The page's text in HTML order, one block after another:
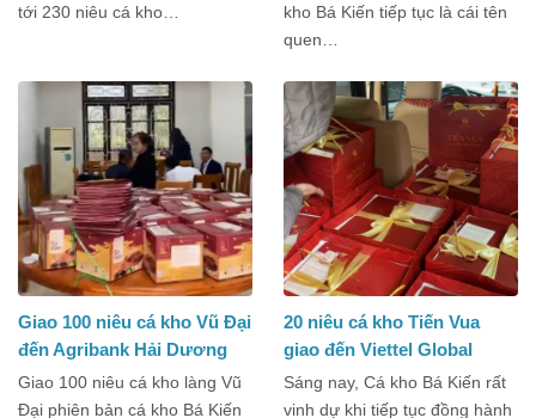
tới 230 niêu cá kho…
kho Bá Kiến tiếp tục là cái tên
quen…
Giao 100 niêu cá kho Vũ Đại
đến Agribank Hải Dương
Giao 100 niêu cá kho làng Vũ
Đại phiên bản cá kho Bá Kiến
20 niêu cá kho Tiến Vua
giao đến Viettel Global
Sáng nay, Cá kho Bá Kiến rất
vinh dự khi tiếp tục đồng hành